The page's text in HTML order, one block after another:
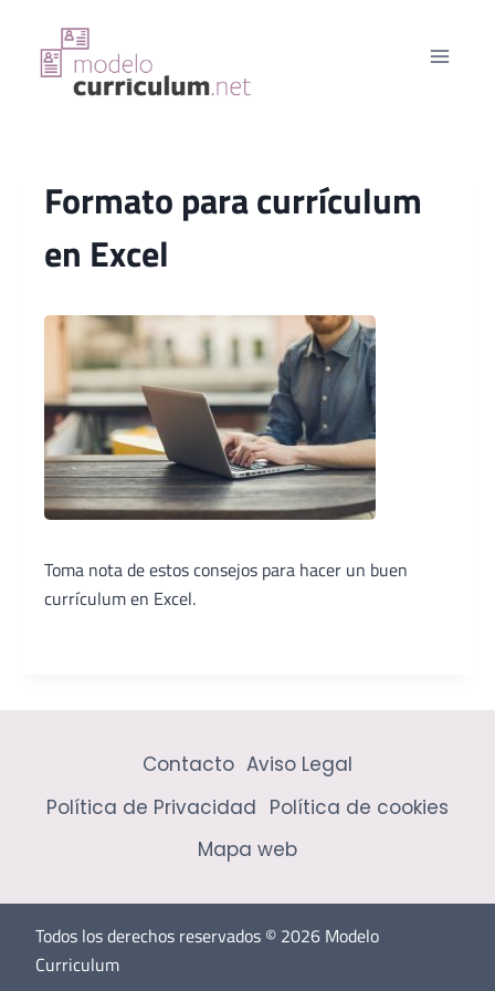
contenido
Formato para currículum
en Excel
Toma nota de estos consejos para hacer un buen
currículum en Excel.
Contacto Aviso Legal
Política de Privacidad Política de cookies
Mapa web
Todos los derechos reservados © 2026 Modelo
Curriculum